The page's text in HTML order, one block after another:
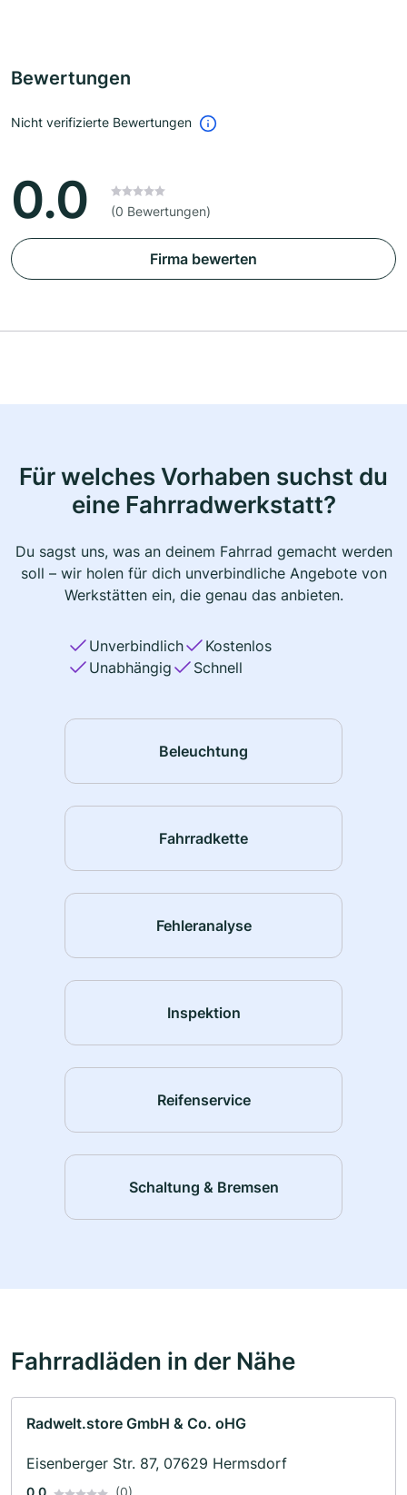
Bewertungen
Nicht verifizierte Bewertungen
0.0 (0 Bewertungen)
Firma bewerten
Für welches Vorhaben suchst du
eine Fahrradwerkstatt?
Du sagst uns, was an deinem Fahrrad gemacht werden
soll – wir holen für dich unverbindliche Angebote von
Werkstätten ein, die genau das anbieten.
Unverbindlich
Kostenlos
Unabhängig
Schnell
Beleuchtung
Fahrradkette
Fehleranalyse
Inspektion
Reifenservice
Schaltung & Bremsen
Fahrradläden in der Nähe
Radwelt.store GmbH & Co. oHG
Eisenberger Str. 87, 07629 Hermsdorf